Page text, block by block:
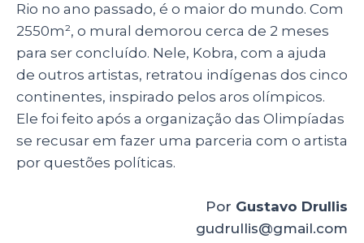
Rio no ano passado, é o maior do mundo. Com
2550m², o mural demorou cerca de 2 meses
para ser concluído. Nele, Kobra, com a ajuda
de outros artistas, retratou indígenas dos cinco
continentes, inspirado pelos aros olímpicos.
Ele foi feito após a organização das Olimpíadas
se recusar em fazer uma parceria com o artista
por questões políticas.
Por Gustavo Drullis
gudrullis@gmail.com